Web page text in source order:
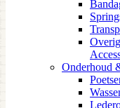
Onderhoud